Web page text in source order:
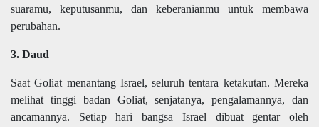
suaramu, keputusanmu, dan keberanianmu untuk membawa
perubahan.
3. Daud
Saat Goliat menantang Israel, seluruh tentara ketakutan. Mereka
melihat tinggi badan Goliat, senjatanya, pengalamannya, dan
ancamannya. Setiap hari bangsa Israel dibuat gentar oleh